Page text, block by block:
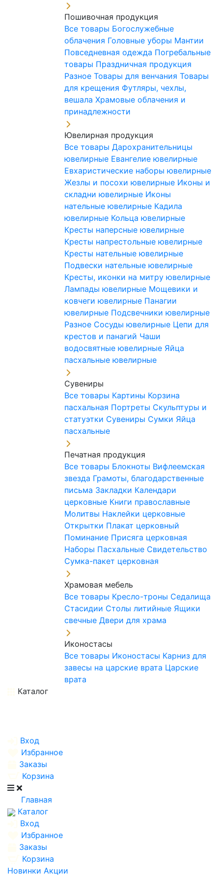
Пошивочная продукция
Все товары Богослужебные
облачения Головные уборы Мантии
Повседневная одежда Погребальные
товары Праздничная продукция
Разное Товары для венчания Товары
для крещения Футляры, чехлы,
вешала Храмовые облачения и
принадлежности
Ювелирная продукция
Все товары Дарохранительницы
ювелирные Евангелие ювелирные
Евхаристические наборы ювелирные
Жезлы и посохи ювелирные Иконы и
складни ювелирные Иконы
нательные ювелирные Кадила
ювелирные Кольца ювелирные
Кресты наперсные ювелирные
Кресты напрестольные ювелирные
Кресты нательные ювелирные
Подвески нательные ювелирные
Кресты, иконки на митру ювелирные
Лампады ювелирные Мощевики и
ковчеги ювелирные Панагии
ювелирные Подсвечники ювелирные
Разное Сосуды ювелирные Цепи для
крестов и панагий Чаши
водосвятные ювелирные Яйца
пасхальные ювелирные
Сувениры
Все товары Картины Корзина
пасхальная Портреты Скульптуры и
статуэтки Сувениры Сумки Яйца
пасхальные
Печатная продукция
Все товары Блокноты Вифлеемская
звезда Грамоты, благодарственные
письма Закладки Календари
церковные Книги православные
Молитвы Наклейки церковные
Открытки Плакат церковный
Поминание Присяга церковная
Наборы Пасхальные Свидетельство
Сумка-пакет церковная
Храмовая мебель
Все товары Кресло-троны Седалища
Стасидии Столы литийные Ящики
свечные Двери для храма
Иконостасы
Все товары Иконостасы Карниз для
завесы на царские врата Царские
врата
Каталог
Вход
Избранное
Заказы
Корзина
Главная
Каталог
Вход
Избранное
Заказы
Корзина
Новинки Акции